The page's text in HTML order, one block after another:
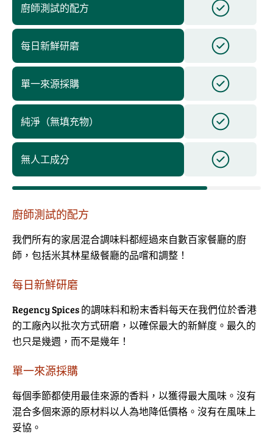
廚師測試的配方
每日新鮮研磨
單一來源採購
純淨（無填充物）
無人工成分
廚師測試的配方
我們所有的家居混合調味料都經過來自數百家餐廳的廚
師，包括米其林星級餐廳的品嚐和調整！
每日新鮮研磨
Regency Spices 的調味料和粉末香料每天在我們位於香港
的工廠內以批次方式研磨，以確保最大的新鮮度。最久的
也只是幾週，而不是幾年！
單一來源採購
每個季節都使用最佳來源的香料，以獲得最大風味。沒有
混合多個來源的原材料以人為地降低價格。沒有在風味上
妥協。